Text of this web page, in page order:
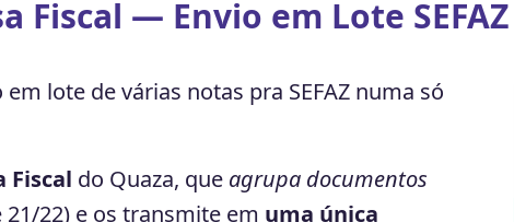
Fiscal — Envio em Lote SEFAZ
lote de várias notas pra SEFAZ numa só
Fiscal do Quaza, que agrupa documentos
21/22) e os transmite em uma única